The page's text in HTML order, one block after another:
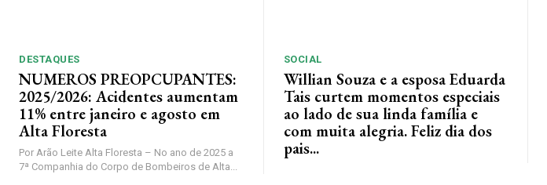
DESTAQUES
NUMEROS PREOPCUPANTES:
2025/2026: Acidentes aumentam
11% entre janeiro e agosto em
Alta Floresta
Por Arão Leite Alta Floresta – No ano de 2025 a
7ª Companhia do Corpo de Bombeiros de Alta...
SOCIAL
Willian Souza e a esposa Eduarda
Tais curtem momentos especiais
ao lado de sua linda família e
com muita alegria. Feliz dia dos
pais...